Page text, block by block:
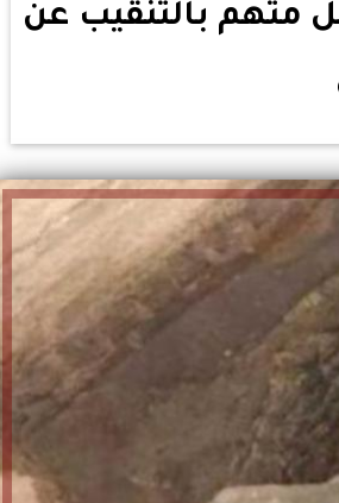
متهم بالتنقيب عن